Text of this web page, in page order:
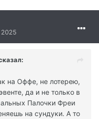
на Оффе, не лотерею,
да и не только в
Палочки Фреи
на сундуки. А то